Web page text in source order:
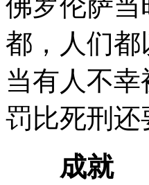
都，人们
当有人不
罚比死刑还
成就